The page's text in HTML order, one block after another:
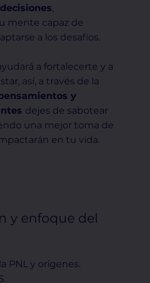
,
mente capaz de
a los desafíos.
a fortalecerte y a
así, a través de la
y
dejes de sabotear
una mejor toma de
en tu vida.
y enfoque del
PNL y orígenes.